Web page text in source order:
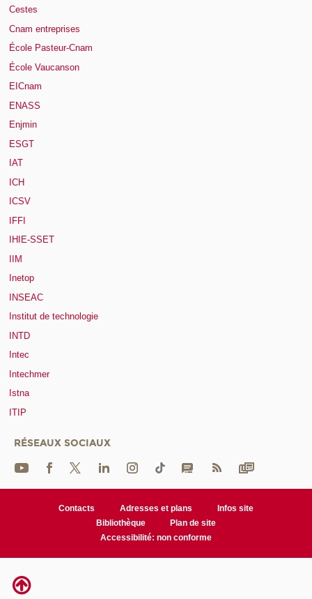
Cestes
Cnam entreprises
École Pasteur-Cnam
École Vaucanson
EICnam
ENASS
Enjmin
ESGT
IAT
ICH
ICSV
IFFI
IHIE-SSET
IIM
Inetop
INSEAC
Institut de technologie
INTD
Intec
Intechmer
Istna
ITIP
RÉSEAUX SOCIAUX
Contacts Adresses et plans
Infos site
Bibliothèque
Plan de site
Accessibilité: non conforme